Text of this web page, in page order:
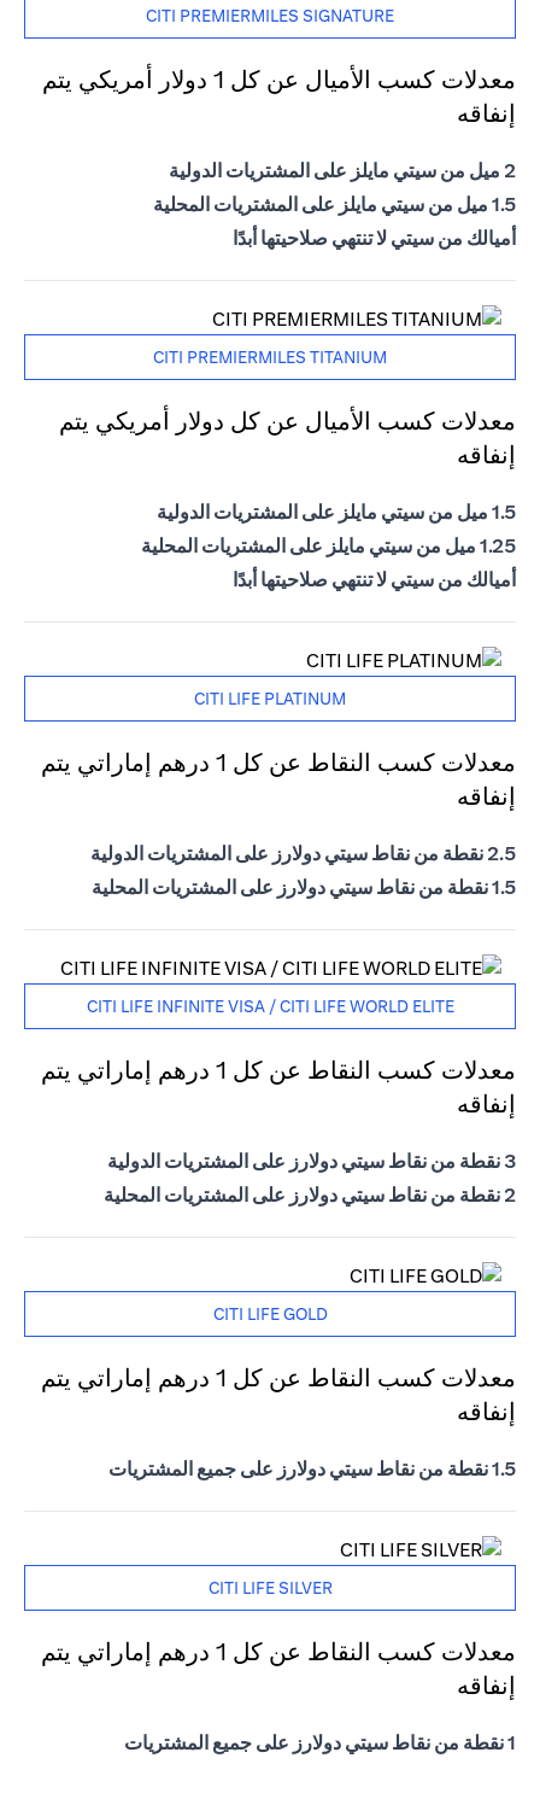
CITI PREMIERMILES SIGNATURE
معدلات كسب الأميال عن كل 1 دولار أمريكي يتم
إنفاقه
2 ميل من سيتي مايلز على المشتريات الدولية
1.5 ميل من سيتي مايلز على المشتريات المحلية
أميالك من سيتي لا تنتهي صلاحيتها أبدًا
CITI PREMIERMILES TITANIUM
معدلات كسب الأميال عن كل دولار أمريكي يتم
إنفاقه
1.5 ميل من سيتي مايلز على المشتريات الدولية
1.25 ميل من سيتي مايلز على المشتريات المحلية
أميالك من سيتي لا تنتهي صلاحيتها أبدًا
CITI LIFE PLATINUM
معدلات كسب النقاط عن كل 1 درهم إماراتي يتم
إنفاقه
2.5 نقطة من نقاط سيتي دولارز على المشتريات الدولية
1.5 نقطة من نقاط سيتي دولارز على المشتريات المحلية
CITI LIFE INFINITE VISA / CITI LIFE WORLD ELITE
معدلات كسب النقاط عن كل 1 درهم إماراتي يتم
إنفاقه
3 نقطة من نقاط سيتي دولارز على المشتريات الدولية
2 نقطة من نقاط سيتي دولارز على المشتريات المحلية
CITI LIFE GOLD
معدلات كسب النقاط عن كل 1 درهم إماراتي يتم
إنفاقه
1.5 نقطة من نقاط سيتي دولارز على جميع المشتريات
CITI LIFE SILVER
معدلات كسب النقاط عن كل 1 درهم إماراتي يتم
إنفاقه
1 نقطة من نقاط سيتي دولارز على جميع المشتريات